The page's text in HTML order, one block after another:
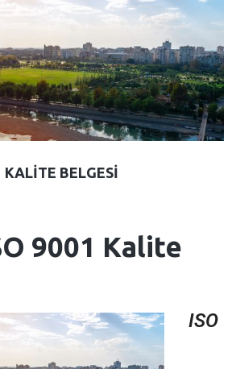
BELGESI
9001 Kalite
ISO